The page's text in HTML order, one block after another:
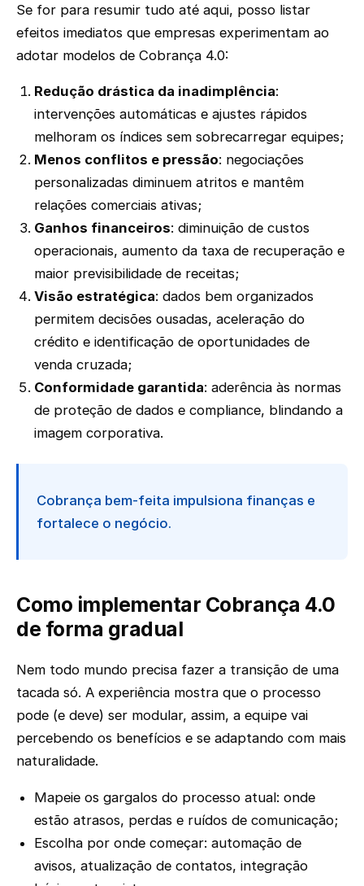
Se for para resumir tudo até aqui, posso listar
efeitos imediatos que empresas experimentam ao
adotar modelos de Cobrança 4.0:
Redução drástica da inadimplência:
intervenções automáticas e ajustes rápidos
melhoram os índices sem sobrecarregar equipes;
Menos conflitos e pressão: negociações
personalizadas diminuem atritos e mantêm
relações comerciais ativas;
Ganhos financeiros: diminuição de custos
operacionais, aumento da taxa de recuperação e
maior previsibilidade de receitas;
Visão estratégica: dados bem organizados
permitem decisões ousadas, aceleração do
crédito e identificação de oportunidades de
venda cruzada;
Conformidade garantida: aderência às normas
de proteção de dados e compliance, blindando a
imagem corporativa.
Cobrança bem-feita impulsiona finanças e
fortalece o negócio.
Como implementar Cobrança 4.0
de forma gradual
Nem todo mundo precisa fazer a transição de uma
tacada só. A experiência mostra que o processo
pode (e deve) ser modular, assim, a equipe vai
percebendo os benefícios e se adaptando com mais
naturalidade.
Mapeie os gargalos do processo atual: onde
estão atrasos, perdas e ruídos de comunicação;
Escolha por onde começar: automação de
avisos, atualização de contatos, integração